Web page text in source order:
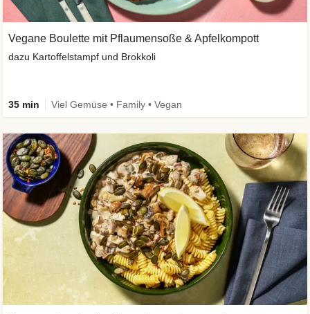
Vegane Boulette mit Pflaumensoße & Apfelkompott
dazu Kartoffelstampf und Brokkoli
35 min Viel Gemüse • Family • Vegan